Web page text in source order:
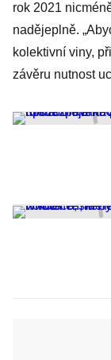
rok 2021
nadějeplně.
kolektivní viny,
závěru nutnost